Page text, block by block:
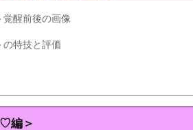
醒前後の画像
特技と評価
編＞